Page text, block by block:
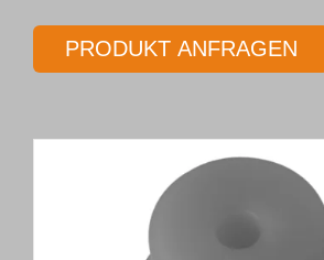
Länge 35 x Ø
PRODUKT ANFRAGEN